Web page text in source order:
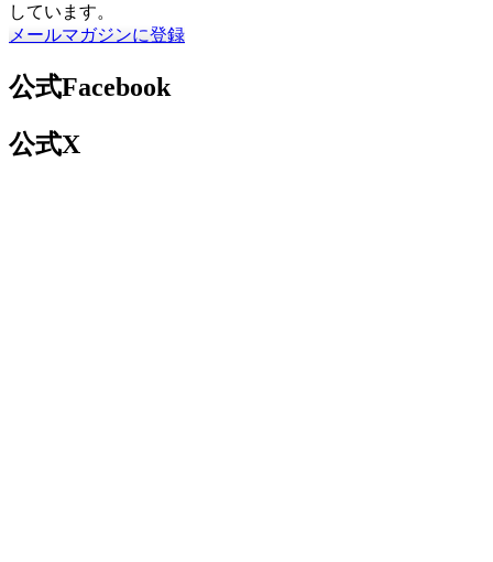
しています。
メールマガジンに登録
公式Facebook
公式X